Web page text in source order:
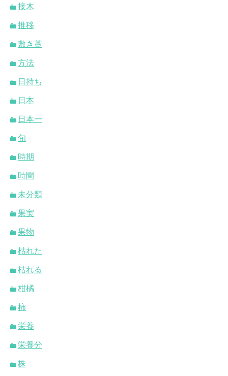
接木
推移
敷き藁
方法
日持ち
日本
日本一
旬
時期
時間
未分類
果実
果物
枯れた
枯れる
柑橘
柿
栄養
栄養分
株